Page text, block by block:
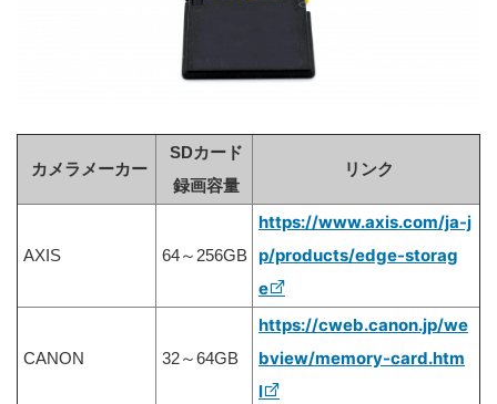
カメラメーカー
SDカード
録画容量
リンク
AXIS 64～256GB
https://www.axis.com/ja-j
p/products/edge-storag
e
CANON 32～64GB
https://cweb.canon.jp/we
bview/memory-card.htm
l